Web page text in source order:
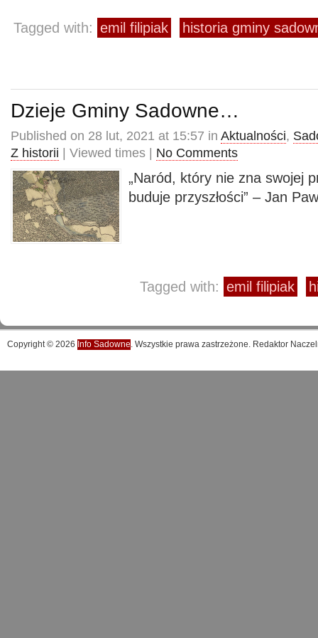
Tagged with: emil filipiak historia gminy
Dzieje Gminy Sadowne…
Published on 28 lut, 2021 at 15:57 in Aktualności,
Z historii | Viewed times | No Comments
„Naród, który nie zna swojej
buduje przyszłości” – Jan
Tagged with: emil filipiak
Copyright © 2026 Info Sadowne. Wszystkie prawa zastrzeżone. Redaktor